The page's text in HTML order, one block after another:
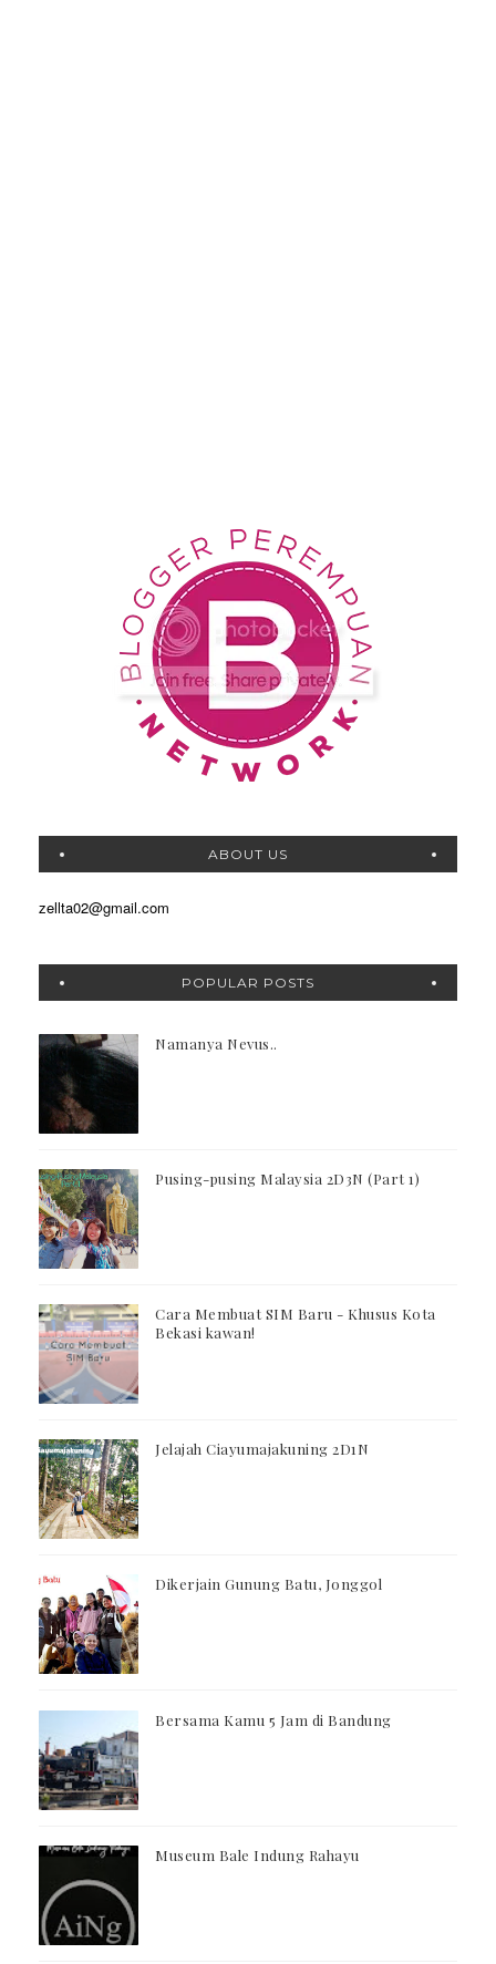
ABOUT US
zellta02@gmail.com
POPULAR POSTS
Namanya Nevus..
Pusing-pusing Malaysia 2D3N (Part 1)
Cara Membuat SIM Baru - Khusus Kota
Bekasi kawan!
Jelajah Ciayumajakuning 2D1N
Dikerjain Gunung Batu, Jonggol
Bersama Kamu 5 Jam di Bandung
Museum Bale Indung Rahayu